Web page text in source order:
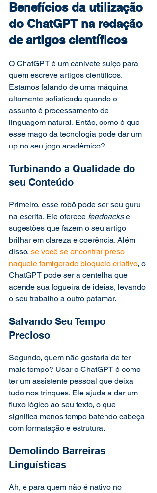
Benefícios da utilização
do ChatGPT na redação
de artigos científicos
O ChatGPT é um canivete suíço para
quem escreve artigos científicos.
Estamos falando de uma máquina
altamente sofisticada quando o
assunto é processamento de
linguagem natural. Então, como é que
esse mago da tecnologia pode dar um
up no seu jogo acadêmico?
Turbinando a Qualidade do
seu Conteúdo
Primeiro, esse robô pode ser seu guru
na escrita. Ele oferece feedbacks e
sugestões que fazem o seu artigo
brilhar em clareza e coerência. Além
disso, se você se encontrar preso
naquele famigerado bloqueio criativo, o
ChatGPT pode ser a centelha que
acende sua fogueira de ideias, levando
o seu trabalho a outro patamar.
Salvando Seu Tempo
Precioso
Segundo, quem não gostaria de ter
mais tempo? Usar o ChatGPT é como
ter um assistente pessoal que deixa
tudo nos trinques. Ele ajuda a dar um
fluxo lógico ao seu texto, o que
significa menos tempo batendo cabeça
com formatação e estrutura.
Demolindo Barreiras
Linguísticas
Ah, e para quem não é nativo no